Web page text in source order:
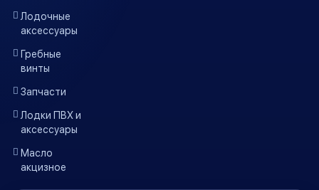
Лодочные
аксессуары
Гребные
винты
Запчасти
Лодки ПВХ и
аксессуары
Масло
акцизное